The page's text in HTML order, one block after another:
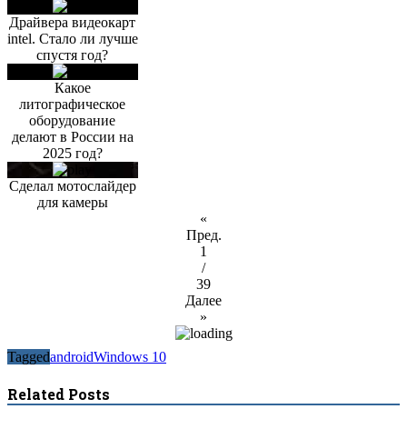
Драйвера видеокарт
intel. Стало ли лучше
спустя год?
Какое
литографическое
оборудование
делают в России на
2025 год?
Сделал мотослайдер
для камеры
«
Пред.
1
/
39
Далее
»
TaggedandroidWindows 10
Related Posts